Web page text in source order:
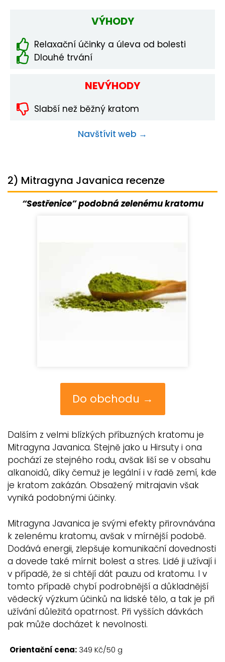
VÝHODY
Relaxační účinky a úleva od bolesti
Dlouhé trvání
NEVÝHODY
Slabší než běžný kratom
Navštívit web →
2) Mitragyna Javanica recenze
“Sestřenice” podobná zelenému kratomu
Do obchodu →
Dalším z velmi blízkých příbuzných kratomu je
Mitragyna Javanica. Stejně jako u Hirsuty i ona
pochází ze stejného rodu, avšak liší se v obsahu
alkanoidů, díky čemuž je legální i v řadě zemí, kde
je kratom zakázán. Obsažený mitrajavin však
vyniká podobnými účinky.
Mitragyna Javanica je svými efekty přirovnávána
k zelenému kratomu, avšak v mírnější podobě.
Dodává energii, zlepšuje komunikační dovednosti
a dovede také mírnit bolest a stres. Lidé ji užívají i
v případě, že si chtějí dát pauzu od kratomu. I v
tomto případě chybí podrobnější a důkladnější
vědecký výzkum účinků na lidské tělo, a tak je při
užívání důležitá opatrnost. Při vyšších dávkách
pak může docházet k nevolnosti.
Orientační cena: 349 Kč/50 g